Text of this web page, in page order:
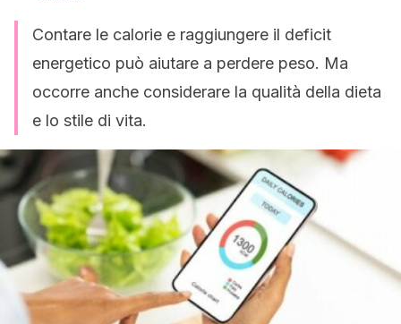
Contare le calorie e raggiungere il deficit
energetico può aiutare a perdere peso. Ma
occorre anche considerare la qualità della dieta
e lo stile di vita.